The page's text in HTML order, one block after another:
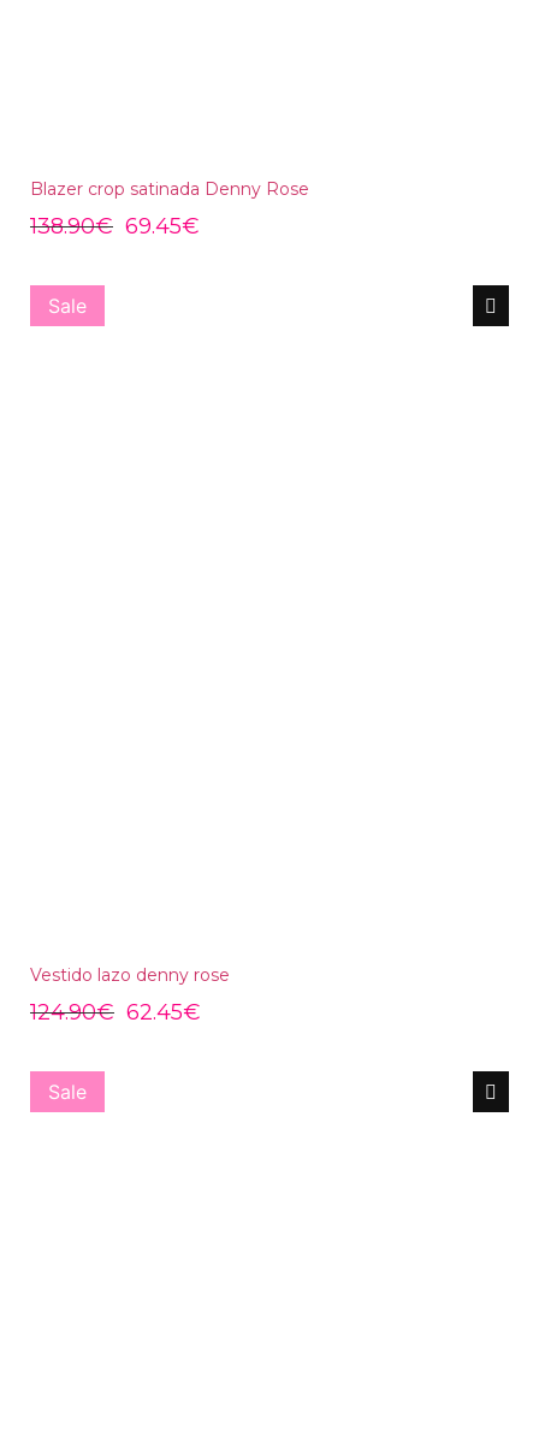
Blazer crop satinada Denny Rose
138.90€ 69.45€
Sale
Vestido lazo denny rose
124.90€ 62.45€
Sale